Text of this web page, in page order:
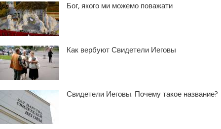
Бог, якого ми можемо поважати
Как вербуют Свидетели Иеговы
Свидетели Иеговы. Почему такое название?